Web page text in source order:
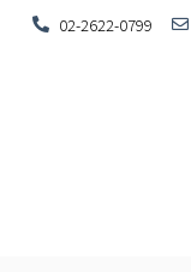
02-2622-0799